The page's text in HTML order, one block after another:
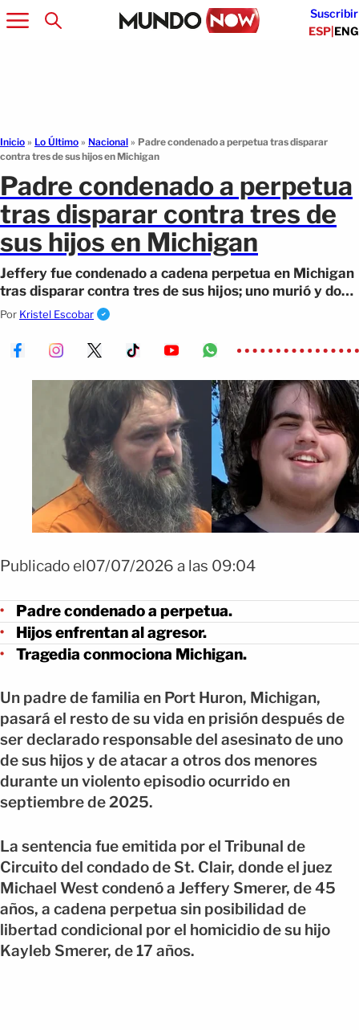
Suscribir
ESP|ENG
Inicio » Lo Último » Nacional » Padre condenado a perpetua tras disparar
contra tres de sus hijos en Michigan
Padre condenado a perpetua
tras disparar contra tres de
sus hijos en Michigan
Jeffery fue condenado a cadena perpetua en Michigan
tras disparar contra tres de sus hijos; uno murió y dos
quedaron heridos.
Por Kristel Escobar
Publicado el07/07/2026 a las 09:04
Padre condenado a perpetua.
Hijos enfrentan al agresor.
Tragedia conmociona Michigan.
Un padre de familia en Port Huron, Michigan,
pasará el resto de su vida en prisión después de
ser declarado responsable del asesinato de uno
de sus hijos y de atacar a otros dos menores
durante un violento episodio ocurrido en
septiembre de 2025.
La sentencia fue emitida por el Tribunal de
Circuito del condado de St. Clair, donde el juez
Michael West condenó a Jeffery Smerer, de 45
años, a cadena perpetua sin posibilidad de
libertad condicional por el homicidio de su hijo
Kayleb Smerer, de 17 años.